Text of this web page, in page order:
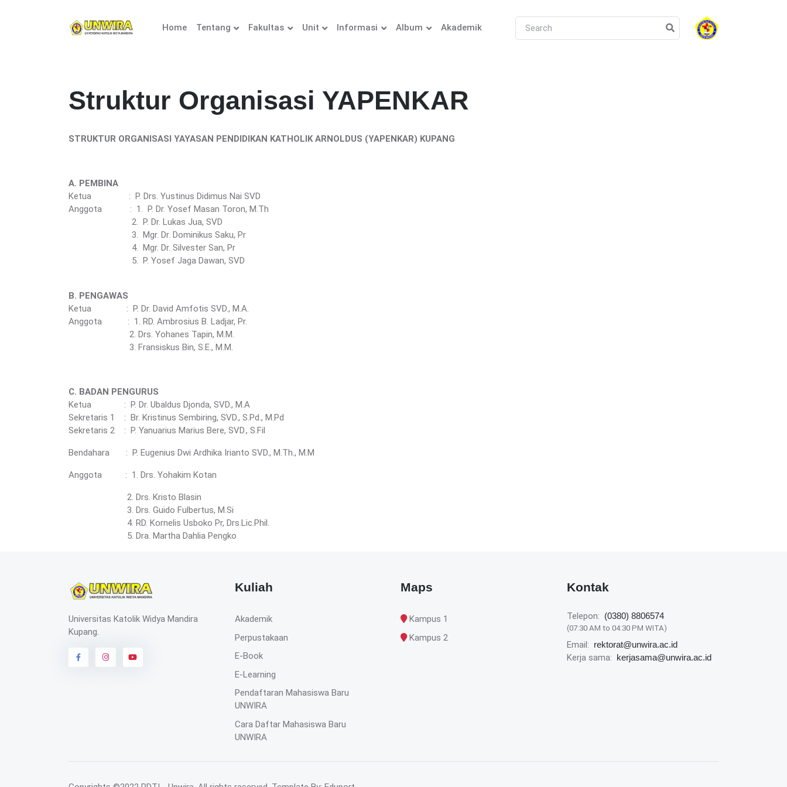
Home Tentang Fakultas Unit Informasi Album Akademik
Struktur Organisasi YAPENKAR
STRUKTUR ORGANISASI YAYASAN PENDIDIKAN KATHOLIK ARNOLDUS (YAPENKAR) KUPANG
A. PEMBINA
Ketua : P. Drs. Yustinus Didimus Nai SVD
Anggota : 1. P. Dr. Yosef Masan Toron, M.Th
2. P. Dr. Lukas Jua, SVD
3. Mgr. Dr. Dominikus Saku, Pr
4. Mgr. Dr. Silvester San, Pr
5. P. Yosef Jaga Dawan, SVD
B. PENGAWAS
Ketua : P. Dr. David Amfotis SVD., M.A.
Anggota : 1. RD. Ambrosius B. Ladjar, Pr.
2. Drs. Yohanes Tapin, M.M.
3. Fransiskus Bin, S.E., M.M.
C. BADAN PENGURUS
Ketua : P. Dr. Ubaldus Djonda, SVD., M.A
Sekretaris 1 : Br. Kristinus Sembiring, SVD., S.Pd., M.Pd
Sekretaris 2 : P. Yanuarius Marius Bere, SVD., S.Fil
Bendahara : P. Eugenius Dwi Ardhika Irianto SVD., M.Th., M.M
Anggota : 1. Drs. Yohakim Kotan
2. Drs. Kristo Blasin
3. Drs. Guido Fulbertus, M.Si
4. RD. Kornelis Usboko Pr, Drs.Lic.Phil.
5. Dra. Martha Dahlia Pengko
Universitas Katolik Widya Mandira
Kupang.
Kuliah
Akademik
Perpustakaan
E-Book
E-Learning
Pendaftaran Mahasiswa Baru
UNWIRA
Cara Daftar Mahasiswa Baru
UNWIRA
Maps
Kampus 1
Kampus 2
Kontak
Telepon: (0380) 8806574
(07:30 AM to 04:30 PM WITA)
Email: rektorat@unwira.ac.id
Kerja sama: kerjasama@unwira.ac.id